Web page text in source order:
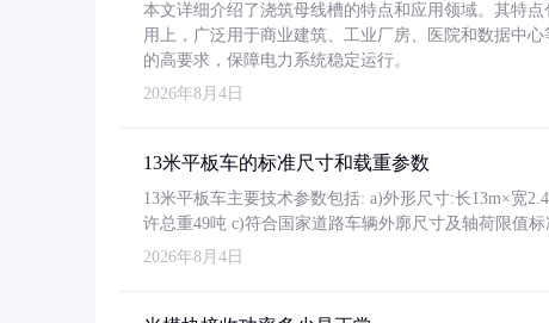
本文详细介绍了浇筑母线槽的特点和应用领域。其特
用上，广泛用于商业建筑、工业厂房、医院和数据中
的高要求，保障电力系统稳定运行。
2026年8月4日
13米平板车的标准尺寸和载重参数
13米平板车主要技术参数包括: a)外形尺寸:长13m×宽
许总重49吨 c)符合国家道路车辆外廓尺寸及轴荷限值标
2026年8月4日